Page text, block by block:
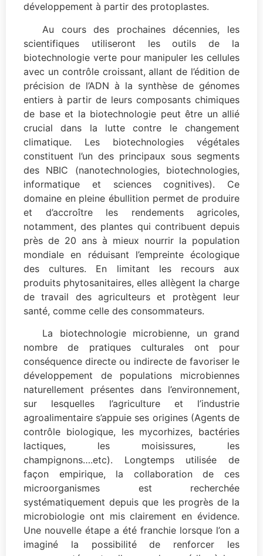
développement à partir des protoplastes.
Au cours des prochaines décennies, les
scientifiques utiliseront les outils de la
biotechnologie verte pour manipuler les cellules
avec un contrôle croissant, allant de l’édition de
précision de l’ADN à la synthèse de génomes
entiers à partir de leurs composants chimiques
de base et la biotechnologie peut être un allié
crucial dans la lutte contre le changement
climatique. Les biotechnologies végétales
constituent l’un des principaux sous segments
des NBIC (nanotechnologies, biotechnologies,
informatique et sciences cognitives). Ce
domaine en pleine ébullition permet de produire
et d’accroître les rendements agricoles,
notamment, des plantes qui contribuent depuis
près de 20 ans à mieux nourrir la population
mondiale en réduisant l’empreinte écologique
des cultures. En limitant les recours aux
produits phytosanitaires, elles allègent la charge
de travail des agriculteurs et protègent leur
santé, comme celle des consommateurs.
La biotechnologie microbienne, un grand
nombre de pratiques culturales ont pour
conséquence directe ou indirecte de favoriser le
développement de populations microbiennes
naturellement présentes dans l’environnement,
sur lesquelles l’agriculture et l’industrie
agroalimentaire s’appuie ses origines (Agents de
contrôle biologique, les mycorhizes, bactéries
lactiques, les moisissures, les
champignons….etc). Longtemps utilisée de
façon empirique, la collaboration de ces
microorganismes est recherchée
systématiquement depuis que les progrès de la
microbiologie ont mis clairement en évidence.
Une nouvelle étape a été franchie lorsque l’on a
imaginé la possibilité de renforcer les